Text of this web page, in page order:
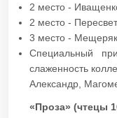
2 место -
2 место -
3 место -
Специальный
слаженность
Александр,
«Проза» (чтецы